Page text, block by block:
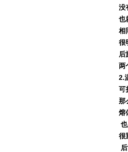
没
也
相
很
后
两
2.
可
那
熔
很